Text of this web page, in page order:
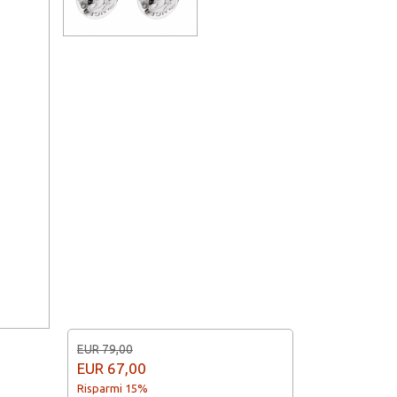
EUR 79,00
EUR 67,00
Risparmi 15%